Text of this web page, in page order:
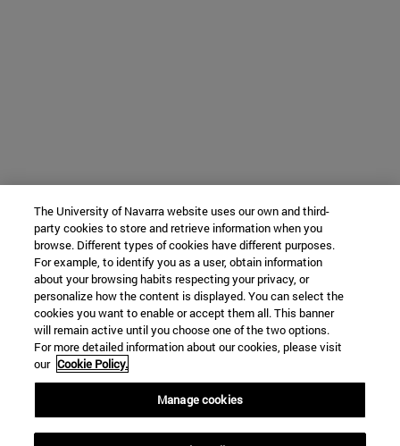
The University of Navarra website uses our own and third-
party cookies to store and retrieve information when you
browse. Different types of cookies have different purposes.
For example, to identify you as a user, obtain information
about your browsing habits respecting your privacy, or
personalize how the content is displayed. You can select the
cookies you want to enable or accept them all. This banner
will remain active until you choose one of the two options.
For more detailed information about our cookies, please visit
our Cookie Policy.
Manage cookies